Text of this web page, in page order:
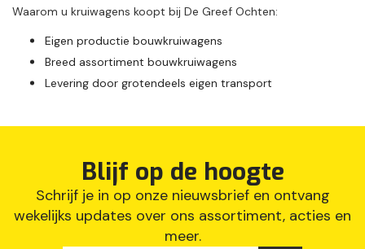
Waarom u kruiwagens koopt bij De Greef Ochten:
Eigen productie bouwkruiwagens
Breed assortiment bouwkruiwagens
Levering door grotendeels eigen transport
Blijf op de hoogte
Schrijf je in op onze nieuwsbrief en ontvang
wekelijks updates over ons assortiment, acties en
meer.